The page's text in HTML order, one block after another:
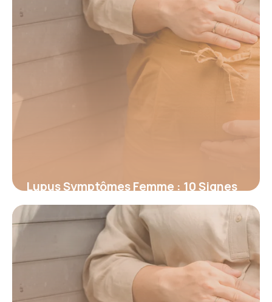
Lupus Symptômes Femme : 10 Signes
à Reconnaître
19 juin 2026